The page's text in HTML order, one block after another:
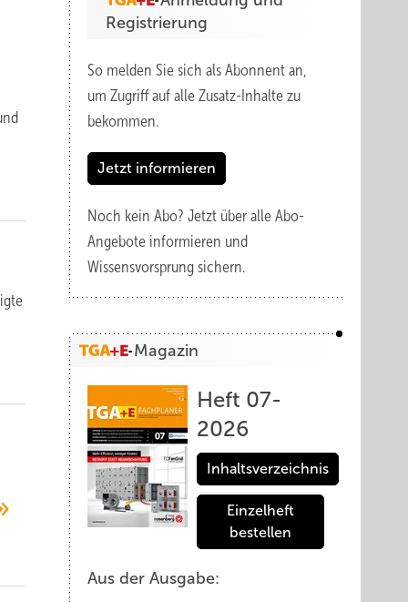
Registrierung
So melden Sie sich als Abonnent an,
um Zugriff auf alle Zusatz-Inhalte zu
bekommen.
Jetzt informieren
Noch kein Abo? Jetzt über alle Abo-
Angebote informieren und
Wissensvorsprung sichern.
Magazin
Heft 07-
2026
Inhaltsverzeichnis
Einzelheft
bestellen
Aus der Ausgabe: